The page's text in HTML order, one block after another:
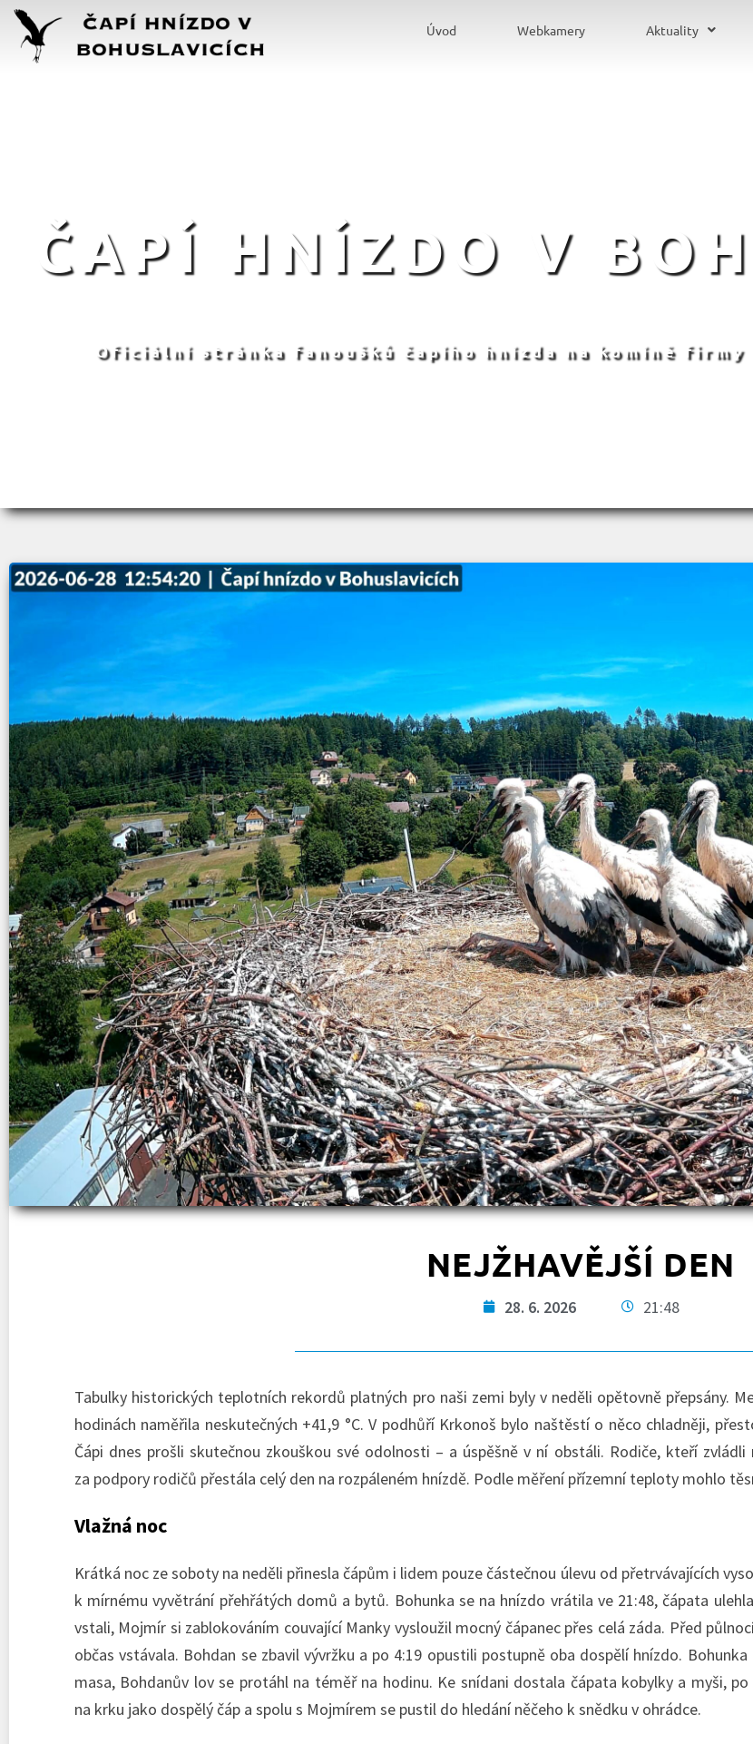
Úvod Webkamery Aktuality
ČAPÍ HNÍZDO V
Oficiální stránka fanoušků čapího hnízda na komíně firmy
NEJŽHAVĚJŠÍ DEN
28. 6. 2026 21:48
Tabulky historických teplotních rekordů platných pro naši zemi byly v neděli opětovně přepsány.
hodinách naměřila neskutečných +41,9 °C. V podhůří Krkonoš bylo naštěstí o něco chladněji,
Čápi dnes prošli skutečnou zkouškou své odolnosti – a úspěšně v ní obstáli. Rodiče, kteří
za podpory rodičů přestála celý den na rozpáleném hnízdě. Podle měření přízemní teploty mohlo
Vlažná noc
Krátká noc ze soboty na neděli přinesla čápům i lidem pouze částečnou úlevu od přetrvávajících
k mírnému vyvětrání přehřátých domů a bytů. Bohunka se na hnízdo vrátila ve 21:48, čápata
vstali, Mojmír si zablokováním couvající Manky vysloužil mocný čápanec přes celá záda. Před
občas vstávala. Bohdan se zbavil vývržku a po 4:19 opustili postupně oba dospělí hnízdo.
masa, Bohdanův lov se protáhl na téměř na hodinu. Ke snídani dostala čápata kobylky a myši,
na krku jako dospělý čáp a spolu s Mojmírem se pustil do hledání něčeho k snědku v ohrádce.